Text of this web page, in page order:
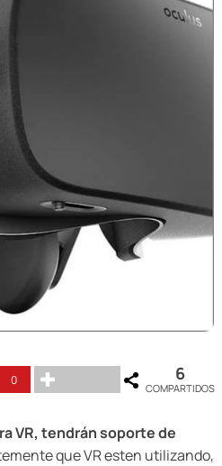
0 6
COMPARTIDOS
VR, tendrán soporte de
que VR esten utilizando,